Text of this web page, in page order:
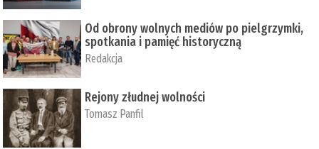
Od obrony wolnych mediów po pielgrzymki,
spotkania i pamięć historyczną
Redakcja
Rejony złudnej wolności
Tomasz Panfil